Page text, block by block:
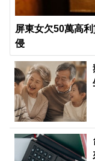
屏東女欠50萬高
侵